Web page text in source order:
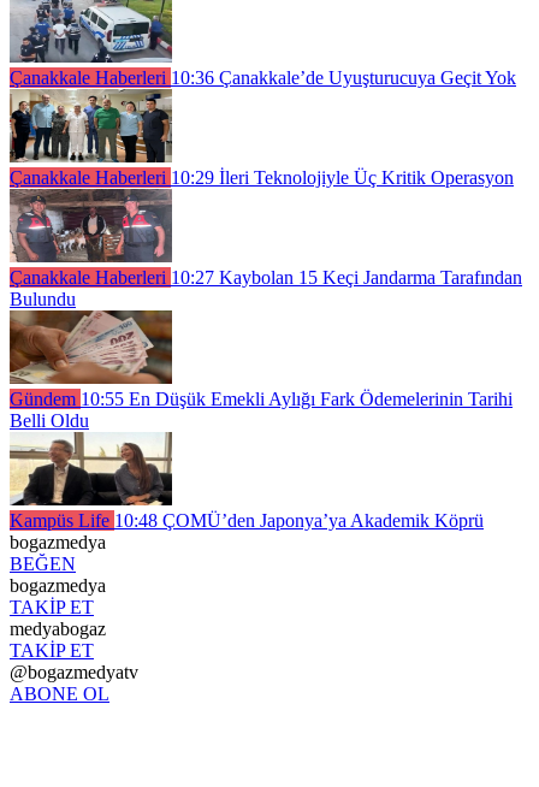
Çanakkale Haberleri 10:36 Çanakkale’de Uyuşturucuya Geçit Yok
Çanakkale Haberleri 10:29 İleri Teknolojiyle Üç Kritik Operasyon
Çanakkale Haberleri 10:27 Kaybolan 15 Keçi Jandarma Tarafından
Bulundu
Gündem 10:55 En Düşük Emekli Aylığı Fark Ödemelerinin Tarihi
Belli Oldu
Kampüs Life 10:48 ÇOMÜ’den Japonya’ya Akademik Köprü
bogazmedya
BEĞEN
bogazmedya
TAKİP ET
medyabogaz
TAKİP ET
@bogazmedyatv
ABONE OL